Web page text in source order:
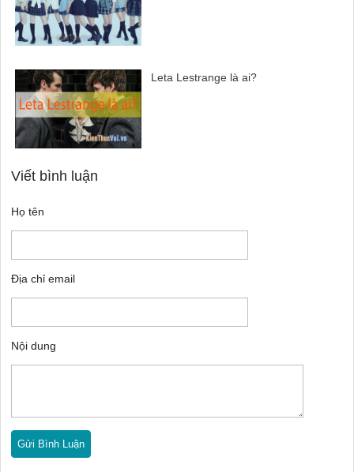
Leta Lestrange là ai?
Viết bình luận
Họ tên
Địa chỉ email
Nội dung